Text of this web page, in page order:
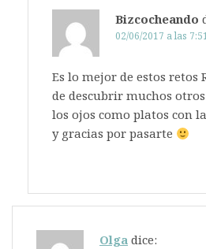
Bizcocheando
02/06/2017 a las
Es lo mejor de estos retos
de descubrir muchos
los ojos como platos con
y gracias por pasarte
Olga dice: